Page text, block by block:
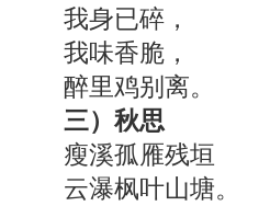
我身已碎，
我味香脆，
醉里鸡别离。
三）秋思
瘦溪孤雁残垣
云瀑枫叶山塘。